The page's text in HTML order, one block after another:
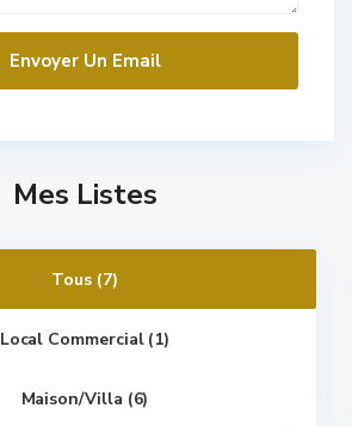
Mes Listes
Tous (7)
Local Commercial (1)
Maison/villa (6)